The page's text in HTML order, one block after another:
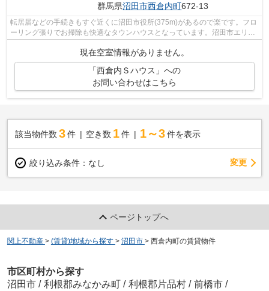
群馬県沼田市西倉内町672-13
転居届などの手続きもすぐ近くに沼田市役所(375m)があるので楽です。フロ
ーリング張りでお掃除も快適なタウンハウスとなっています。沼田市エリア
で新たな生活を始めたいとお考えの方...
現在空室情報がありません。
「西倉内Ｓハウス」への
お問い合わせはこちら
該当物件数 3件 空き数 1 件 1～3 件を表示
絞り込み条件： なし 変更
ページトップへ
関上不動産 > (賃貸)地域から探す > 沼田市 > 西倉内町の賃貸物件
市区町村から探す
沼田市 / 利根郡みなかみ町 / 利根郡片品村 / 前橋市 /